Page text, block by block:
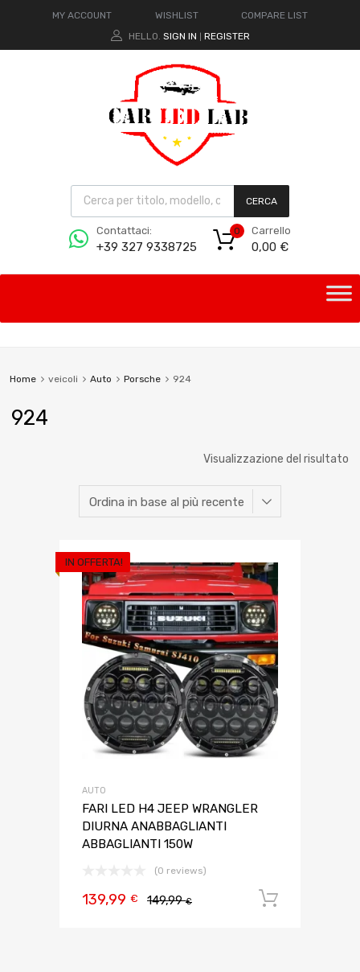
MY ACCOUNT WISHLIST
COMPARE LIST
HELLO. SIGN IN REGISTER
CERCA
Contattaci:
+39 327 9338725
Carrello
0,00 €
0
Home veicoli Auto Porsche 924
924
Visualizzazione del risultato
IN OFFERTA!
AUTO
FARI LED H4 JEEP WRANGLER
DIURNA ANABBAGLIANTI
ABBAGLIANTI 150W
(0 reviews)
149,99€
139,99 €